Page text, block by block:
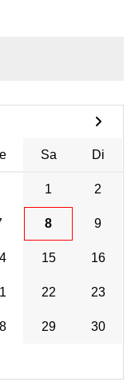
Sa Di
1 2
8 9
15 16
22 23
29 30